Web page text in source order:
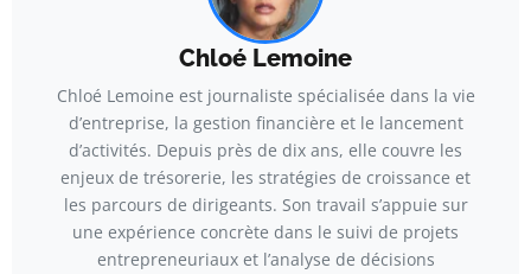
Chloé Lemoine
Chloé Lemoine est journaliste spécialisée dans la vie
d’entreprise, la gestion financière et le lancement
d’activités. Depuis près de dix ans, elle couvre les
enjeux de trésorerie, les stratégies de croissance et
les parcours de dirigeants. Son travail s’appuie sur
une expérience concrète dans le suivi de projets
entrepreneuriaux et l’analyse de décisions